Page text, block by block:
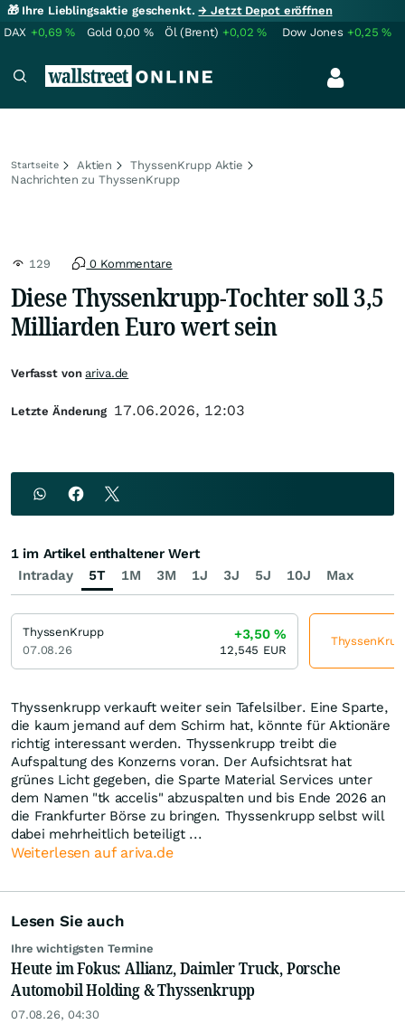
🎁 Ihre Lieblingsaktie geschenkt.→ Jetzt Depot eröffnen
DAX +0,69% Gold 0,00 % Öl (Brent) +0,02% Dow Jones +0,25%
Startseite Aktien
ThyssenKrupp Aktie
Nachrichten zu ThyssenKrupp
129 0 Kommentare
Diese Thyssenkrupp-Tochter soll 3,5
Milliarden Euro wert sein
Thyssenkrupp verkauft weiter sein Tafelsilber. Eine Sparte,
die kaum jemand auf dem Schirm hat, könnte für Aktionäre
richtig interessant werden. Thyssenkrupp treibt die
Aufspaltung des Konzerns voran. Der Aufsichtsrat hat
grünes Licht gegeben, die Sparte Material Services unter
dem Namen "tk accelis" abzuspalten und bis Ende 2026 an
die Frankfurter Börse zu bringen. Thyssenkrupp selbst will
dabei mehrheitlich beteiligt ...
Weiterlesen auf ariva.de
Lesen Sie auch
Ihre wichtigsten Termine
Heute im Fokus: Allianz, Daimler Truck, Porsche
Automobil Holding & Thyssenkrupp
07.08.26, 04:30
Verfasst vonariva.de
Letzte Änderung 17.06.2026, 12:03
Intraday 5T 1M 3M 1J 3J 5J 10J Max
1 im Artikel enthaltener Wert
ThyssenKrupp
07.08.26
+3,50%
12,545 EUR